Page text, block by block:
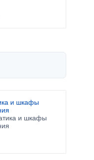
и шкафы